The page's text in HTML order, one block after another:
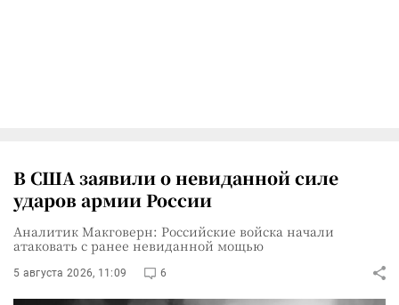
В США заявили о невиданной силе
ударов армии России
Аналитик Макговерн: Российские войска начали
атаковать с ранее невиданной мощью
5 августа 2026, 11:09 6